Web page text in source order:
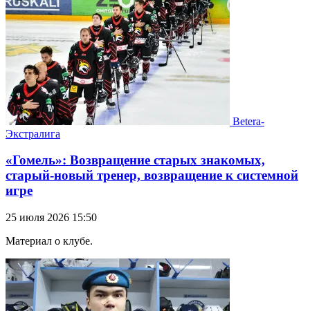
Betera-
Экстралига
«Гомель»: Возвращение старых знакомых,
старый-новый тренер, возвращение к системной
игре
25 июля 2026 15:50
Материал о клубе.